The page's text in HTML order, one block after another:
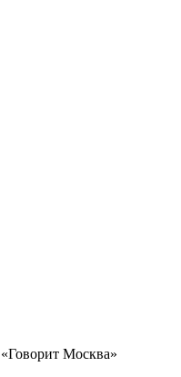
Москва»